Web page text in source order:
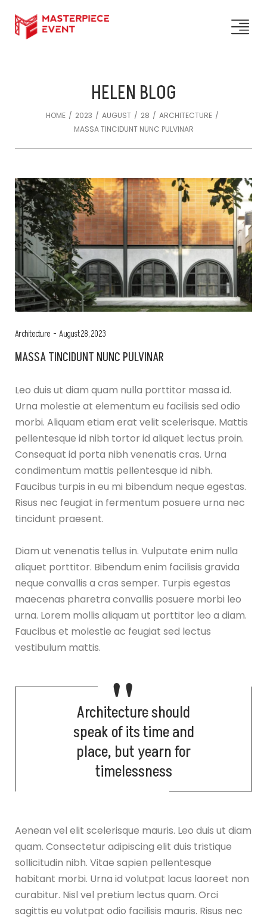
HELEN BLOG
HOME / 2023 / AUGUST / 28 / ARCHITECTURE /
MASSA TINCIDUNT NUNC PULVINAR
Architecture August 28, 2023
MASSA TINCIDUNT NUNC PULVINAR
Leo duis ut diam quam nulla porttitor massa id.
Urna molestie at elementum eu facilisis sed odio
morbi. Aliquam etiam erat velit scelerisque. Mattis
pellentesque id nibh tortor id aliquet lectus proin.
Consequat id porta nibh venenatis cras. Urna
condimentum mattis pellentesque id nibh.
Faucibus turpis in eu mi bibendum neque egestas.
Risus nec feugiat in fermentum posuere urna nec
tincidunt praesent.
Diam ut venenatis tellus in. Vulputate enim nulla
aliquet porttitor. Bibendum enim facilisis gravida
neque convallis a cras semper. Turpis egestas
maecenas pharetra convallis posuere morbi leo
urna. Lorem mollis aliquam ut porttitor leo a diam.
Faucibus et molestie ac feugiat sed lectus
vestibulum mattis.
Architecture should
speak of its time and
place, but yearn for
timelessness
Aenean vel elit scelerisque mauris. Leo duis ut diam
quam. Consectetur adipiscing elit duis tristique
sollicitudin nibh. Vitae sapien pellentesque
habitant morbi. Urna id volutpat lacus laoreet non
curabitur. Nisl vel pretium lectus quam. Orci
sagittis eu volutpat odio facilisis mauris. Risus nec